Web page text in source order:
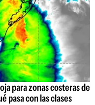
para zonas costeras de
pasa con las clases